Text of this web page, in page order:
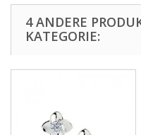
4 ANDERE
KATEGORIE: